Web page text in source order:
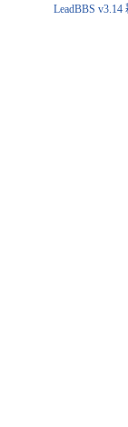
LeadBBS v3.14